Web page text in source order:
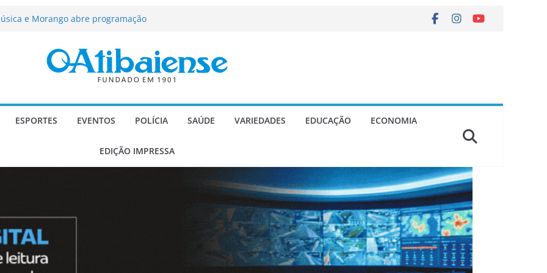
segurança, limpeza dos
com projeto socioesportivo
ESPORTES EVENTOS POLÍCIA SAÚDE VARIEDADES EDUCAÇÃO ECONOMIA
EDIÇÃO IMPRESSA